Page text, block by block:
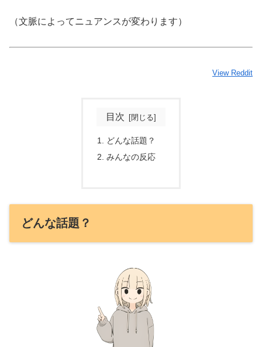
（文脈によってニュアンスが変わります）
View Reddit
目次
どんな話題？
みんなの反応
どんな話題？